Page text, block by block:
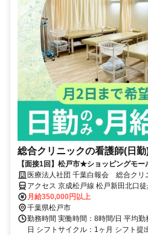
総合クリニックの看護師(日
【面接1回】松戸市★ショッピングモ
合クリニック★30代～50代の採用実績
医療法人社団 千葉白報会 総合ク
アクセス 京成松戸線 松戸新田北口
口徒歩約6分、京成松戸線 みのり台
新田駅」より徒歩5分
月給350,000円以上
千葉県松戸市
勤務時間 実働時間：8時間/日 平均
日 シフトサイクル：1ヶ月 シフト提